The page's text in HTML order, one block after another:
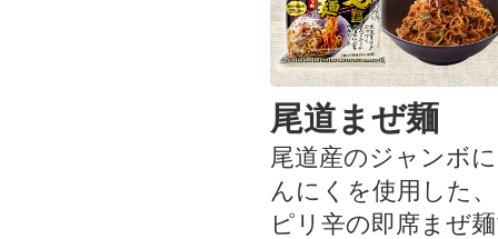
尾道まぜ麺
尾道産のジャンボに
んにくを使用した、
ピリ辛の即席まぜ